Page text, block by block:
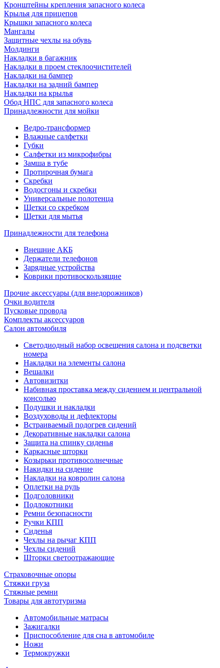
Кронштейны крепления запасного колеса
Крылья для прицепов
Крышки запасного колеса
Мангалы
Защитные чехлы на обувь
Молдинги
Накладки в багажник
Накладки в проем стеклоочистителей
Накладки на бампер
Накладки на задний бампер
Накладки на крылья
Обод НПС для запасного колеса
Принадлежности для мойки
Ведро-трансформер
Влажные салфетки
Губки
Салфетки из микрофибры
Замша в тубе
Протирочная бумага
Скребки
Водосгоны и скребки
Универсальные полотенца
Щетки со скребком
Щетки для мытья
Принадлежности для телефона
Внешние АКБ
Держатели телефонов
Зарядные устройства
Коврики противоскользящие
Прочие аксессуары (для внедорожников)
Очки водителя
Пусковые провода
Комплекты аксессуаров
Салон автомобиля
Светодиодный набор освещения салона и подсветки
номера
Накладки на элементы салона
Вешалки
Автовизитки
Набивная проставка между сидением и центральной
консолью
Подушки и накладки
Воздуховоды и дефлекторы
Встраиваемый подогрев сидений
Декоративные накладки салона
Защита на спинку сиденья
Каркасные шторки
Козырьки противосолнечные
Накидки на сидение
Накладки на ковролин салона
Оплетки на руль
Подголовники
Подлокотники
Ремни безопасности
Ручки КПП
Сиденья
Чехлы на рычаг КПП
Чехлы сидений
Шторки светоотражающие
Страховочные опоры
Стяжки груза
Стяжные ремни
Товары для автотуризма
Автомобильные матрасы
Зажигалки
Приспособление для сна в автомобиле
Ножи
Термокружки